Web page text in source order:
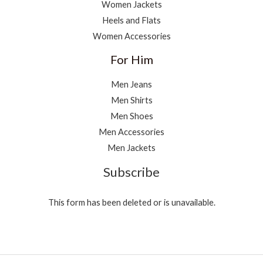
Women Jackets
Heels and Flats
Women Accessories
For Him
Men Jeans
Men Shirts
Men Shoes
Men Accessories
Men Jackets
Subscribe
This form has been deleted or is unavailable.